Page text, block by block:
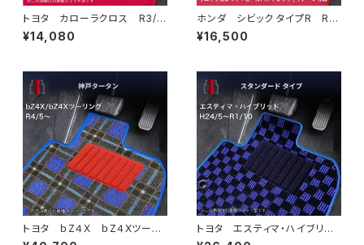
トヨタ カローラクロス R3/
9〜 10系 フロアマット一
式 カーマット ハイグレードタ
¥14,080
ホンダ シビック タイプR R4/
9〜 FL5 フロアマット一式
カーマット ハイグレードタイプ
¥16,500
トヨタ ｂZ４X ｂZ４Xツーリ
ング R4/5~ XEAM10・XEA
トヨタ エスティマ・ハイブリッ
ド H24/5〜R1/10（後期） 20